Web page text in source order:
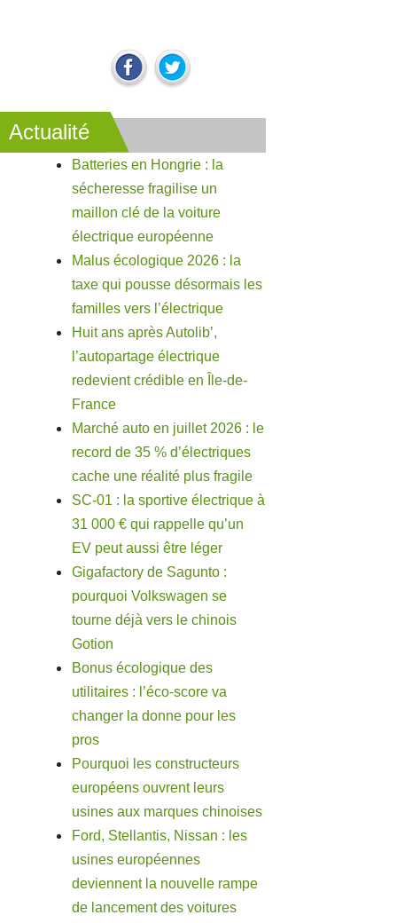
Actualité
Batteries en Hongrie : la
sécheresse fragilise un
maillon clé de la voiture
électrique européenne
Malus écologique 2026 : la
taxe qui pousse désormais les
familles vers l’électrique
Huit ans après Autolib’,
l’autopartage électrique
redevient crédible en Île-de-
France
Marché auto en juillet 2026 : le
record de 35 % d’électriques
cache une réalité plus fragile
SC-01 : la sportive électrique à
31 000 € qui rappelle qu’un
EV peut aussi être léger
Gigafactory de Sagunto :
pourquoi Volkswagen se
tourne déjà vers le chinois
Gotion
Bonus écologique des
utilitaires : l’éco-score va
changer la donne pour les
pros
Pourquoi les constructeurs
européens ouvrent leurs
usines aux marques chinoises
Ford, Stellantis, Nissan : les
usines européennes
deviennent la nouvelle rampe
de lancement des voitures